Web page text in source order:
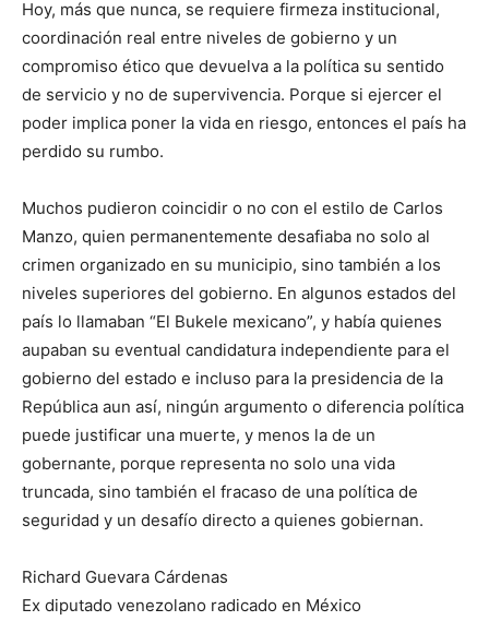
Hoy, más que nunca, se requiere firmeza institucional,
coordinación real entre niveles de gobierno y un
compromiso ético que devuelva a la política su sentido
de servicio y no de supervivencia. Porque si ejercer el
poder implica poner la vida en riesgo, entonces el país ha
perdido su rumbo.
Muchos pudieron coincidir o no con el estilo de Carlos
Manzo, quien permanentemente desafiaba no solo al
crimen organizado en su municipio, sino también a los
niveles superiores del gobierno. En algunos estados del
país lo llamaban “El Bukele mexicano”, y había quienes
aupaban su eventual candidatura independiente para el
gobierno del estado e incluso para la presidencia de la
República aun así, ningún argumento o diferencia política
puede justificar una muerte, y menos la de un
gobernante, porque representa no solo una vida
truncada, sino también el fracaso de una política de
seguridad y un desafío directo a quienes gobiernan.
Richard Guevara Cárdenas
Ex diputado venezolano radicado en México